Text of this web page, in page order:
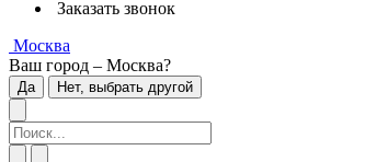
Заказать звонок
Москва
Ваш город – Москва?
Да Нет, выбрать другой